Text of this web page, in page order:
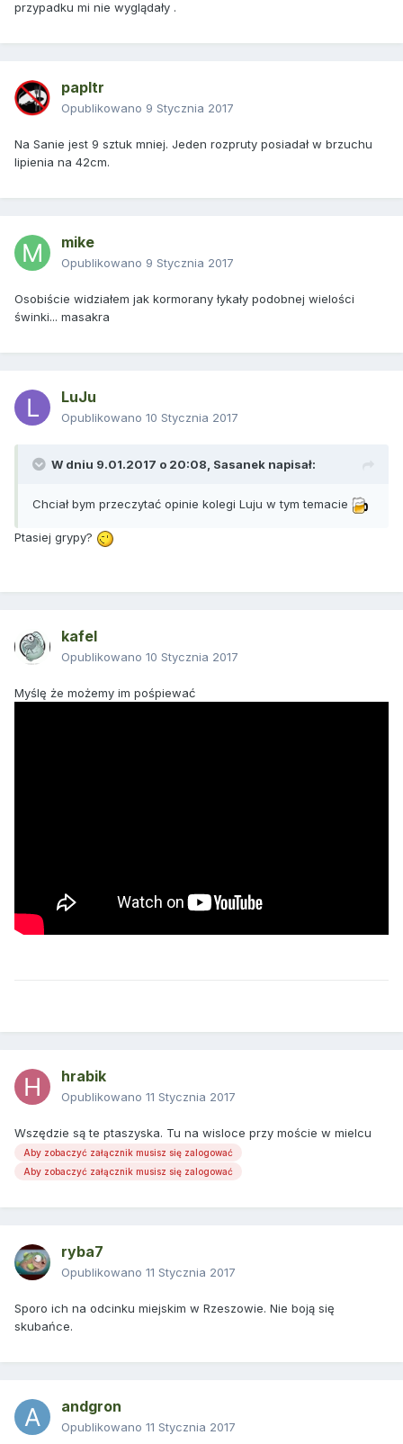
przypadku mi nie wyglądały .
papltr
Opublikowano 9 Stycznia 2017
Na Sanie jest 9 sztuk mniej. Jeden rozpruty posiadał w brzuchu
lipienia na 42cm.
mike
Opublikowano 9 Stycznia 2017
Osobiście widziałem jak kormorany łykały podobnej wielości
świnki... masakra
LuJu
Opublikowano 10 Stycznia 2017
W dniu 9.01.2017 o 20:08, Sasanek napisał:
Chciał bym przeczytać opinie kolegi Luju w tym temacie
Ptasiej grypy?
kafel
Opublikowano 10 Stycznia 2017
Myślę że możemy im pośpiewać
hrabik
Opublikowano 11 Stycznia 2017
Wszędzie są te ptaszyska. Tu na wisloce przy moście w mielcu
Aby zobaczyć załącznik musisz się zalogować
Aby zobaczyć załącznik musisz się zalogować
ryba7
Opublikowano 11 Stycznia 2017
Sporo ich na odcinku miejskim w Rzeszowie. Nie boją się
skubańce.
andgron
Opublikowano 11 Stycznia 2017